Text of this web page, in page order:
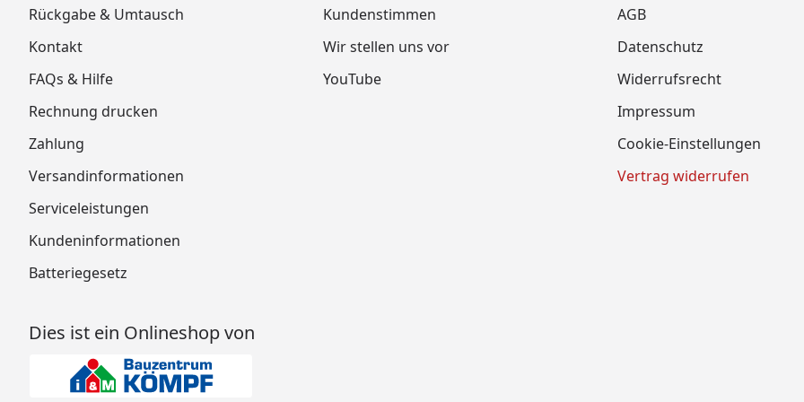
Rückgabe & Umtausch
Kontakt
FAQs & Hilfe
Rechnung drucken
Zahlung
Versandinformationen
Serviceleistungen
Kundeninformationen
Batteriegesetz
Kundenstimmen
Wir stellen uns vor
YouTube
AGB
Datenschutz
Widerrufsrecht
Impressum
Cookie-Einstellungen
Vertrag widerrufen
Dies ist ein Onlineshop von